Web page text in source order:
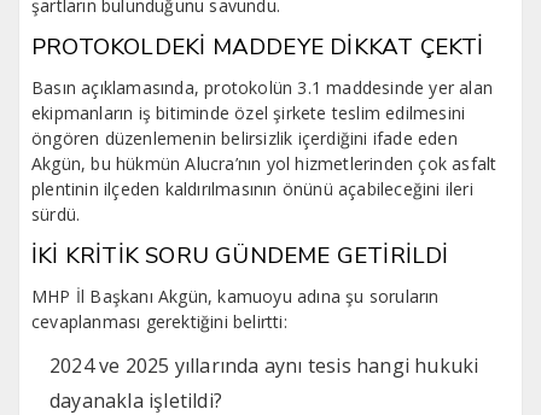
şartların bulunduğunu savundu.
PROTOKOLDEKİ MADDEYE DİKKAT ÇEKTİ
Basın açıklamasında, protokolün 3.1 maddesinde yer alan
ekipmanların iş bitiminde özel şirkete teslim edilmesini
öngören düzenlemenin belirsizlik içerdiğini ifade eden
Akgün, bu hükmün Alucra’nın yol hizmetlerinden çok asfalt
plentinin ilçeden kaldırılmasının önünü açabileceğini ileri
sürdü.
İKİ KRİTİK SORU GÜNDEME GETİRİLDİ
MHP İl Başkanı Akgün, kamuoyu adına şu soruların
cevaplanması gerektiğini belirtti:
2024 ve 2025 yıllarında aynı tesis hangi hukuki
dayanakla işletildi?